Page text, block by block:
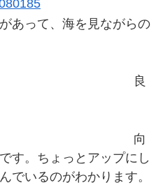
あって、海を見ながらの
良
向
す。ちょっとアップにし
でいるのがわかります。